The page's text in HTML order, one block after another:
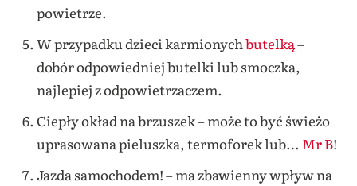
powietrze.
W przypadku dzieci karmionychbutelką–
dobór odpowiedniej butelki lub smoczka,
najlepiej z odpowietrzaczem.
Ciepły okład na brzuszek – może to być świeżo
uprasowana pieluszka, termoforek lub… Mr B!
Jazda samochodem! – ma zbawienny wpływ na